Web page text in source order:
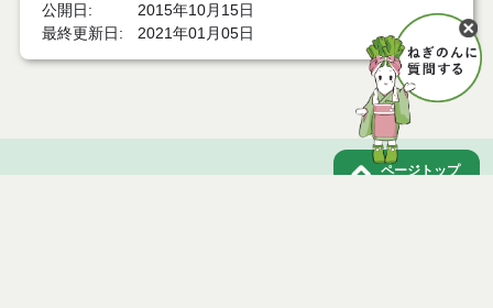
公開日
2015年10月15日
最終更新日
2021年01月05日
ページトップ